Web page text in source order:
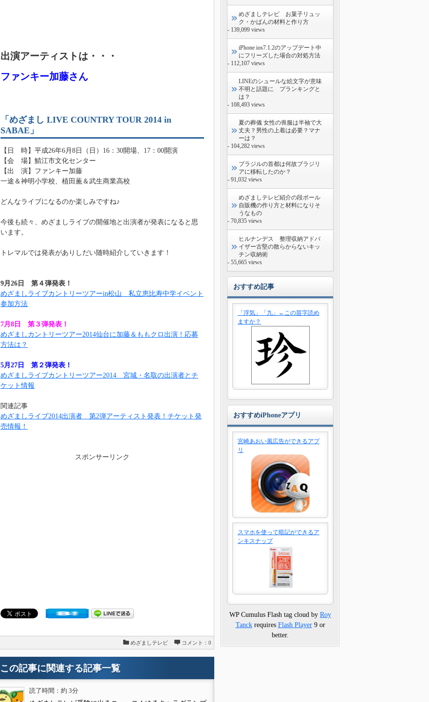
出演アーティストは・・・
ファンキー加藤さん
「めざまし LIVE COUNTRY TOUR 2014 in
SABAE」
【日 時】平成26年6月8日（日）16：30開場、17：00開演
【会 場】鯖江市文化センター
【出 演】ファンキー加藤
一途＆神明小学校、植田薫＆武生商業高校
どんなライブになるのか楽しみですね♪
今後も続々、めざましライブの開催地と出演者が発表になると思
います。
トレマルでは発表がありしだい随時紹介していきます！
9月26日 第４弾発表！
めざましライブカントリーツアーin松山 私立恵比寿中学イベント
参加方法
7月8日 第３弾発表！
めざましカントリーツアー2014仙台に加藤＆ももクロ出演！応募
方法は？
5月27日 第２弾発表！
めざましライブカントリーツアー2014 宮城・名取の出演者とチ
ケット情報
関連記事
めざましライブ2014出演者 第2弾アーティスト発表！チケット発
売情報！
スポンサーリンク
めざましテレビ コメント：0
この記事に関連する記事一覧
読了時間：約 3分
めざましテレビ お菓子リュッ
ク・かばんの材料と作り方
- 139,099 views
iPhone ios7.1.2のアップデート中
にフリーズした場合の対処方法
- 112,107 views
LINEのシュールな絵文字が意味
不明と話題に プランキングと
は？
- 108,493 views
夏の葬儀 女性の喪服は半袖で大
丈夫？男性の上着は必要？マナ
ーは？
- 104,282 views
ブラジルの首都は何故ブラジリ
アに移転したのか？
- 91,032 views
めざましテレビ紹介の段ボール
自販機の作り方と材料になりそ
うなもの
- 70,835 views
ヒルナンデス 整理収納アドバ
イザー古堅の散らからないキッ
チン収納術
- 55,665 views
おすすめ記事
「浮気」「九」←この苗字読め
ますか？
おすすめiPhoneアプリ
宮崎あおい風広告ができるアプ
リ
スマホを使って暗記ができるア
ンキスナップ
WP Cumulus Flash tag cloud by Roy
Tanckrequires Flash Player9 or
better.